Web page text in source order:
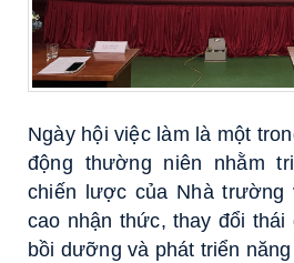
Ngày hội việc làm là một
động thường niên nhằm
chiến lược của Nhà trường
cao nhận thức, thay đổi thái
bồi dưỡng và phát triển